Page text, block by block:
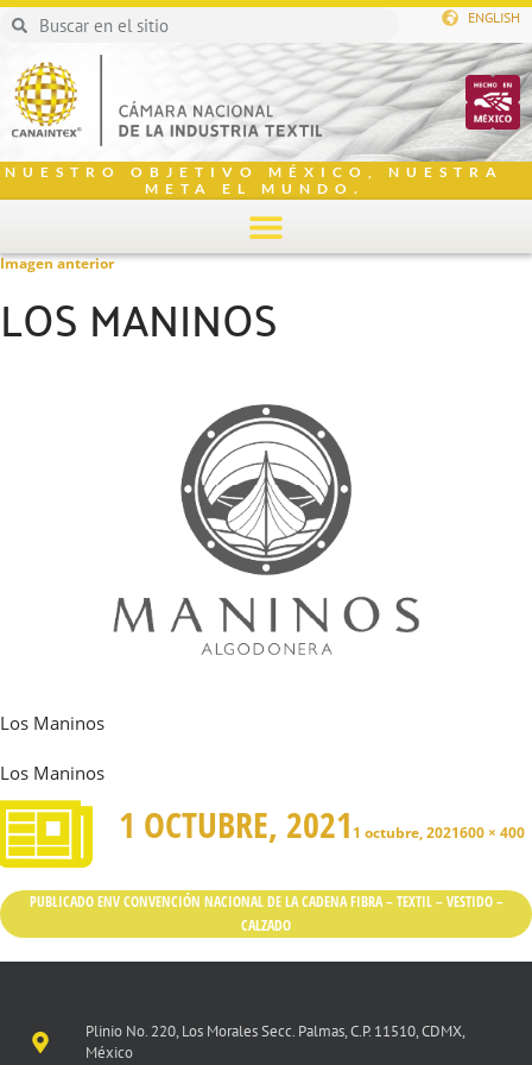
ENGLISH
NUESTRO OBJETIVO MÉXICO, NUESTRA
META EL MUNDO.
Imagen anterior
LOS MANINOS
Los Maninos
Los Maninos
1 OCTUBRE, 2021 1 octubre, 2021600 × 400
PUBLICADO ENV CONVENCIÓN NACIONAL DE LA CADENA FIBRA – TEXTIL – VESTIDO –
CALZADO
Plinio No. 220, Los Morales Secc. Palmas, C.P. 11510, CDMX,
México